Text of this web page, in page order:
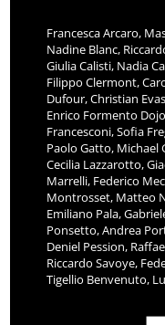
Francesca Arcaro,
Nadine Blanc,
Giulia Calisti, Nadia
Filippo Clermont,
Dufour, Christian
Enrico Formento
Francesconi, Sofia
Paolo Gatto, Michael
Cecilia Lazzarotto,
Marrelli, Federico
Montrosset, Matteo
Emiliano Pala,
Ponsetto, Andrea
Deniel Pession,
Riccardo Savoye,
Tigellio Benvenuto,